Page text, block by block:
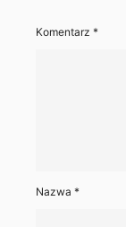
Komentarz *
Nazwa *